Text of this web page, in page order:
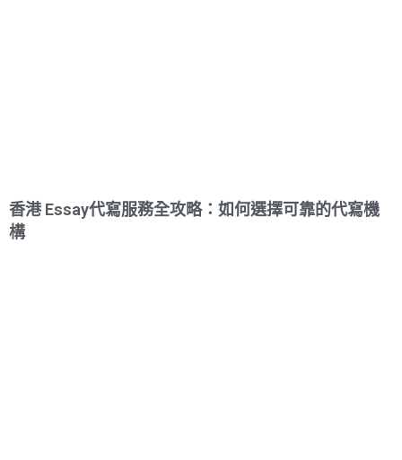
香港 Essay代寫服務全攻略：如何選擇可靠的代寫機
構